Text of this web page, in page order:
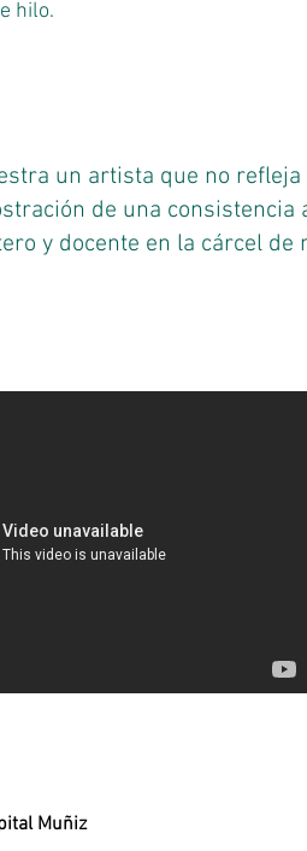
hilo.
un artista que no
de una
y docente en la cárcel de
Muñiz